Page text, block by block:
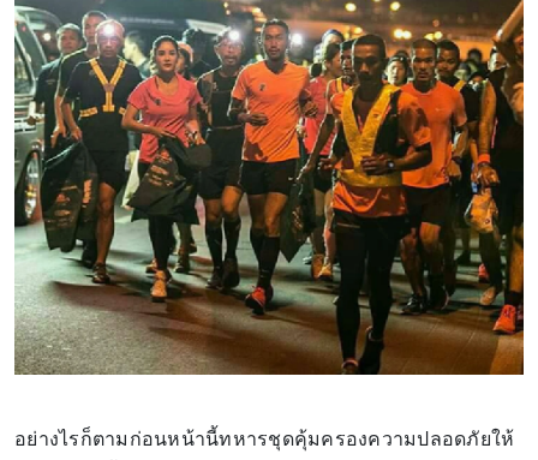
อย่างไรก็ตามก่อนหน้านี้ทหารชุดคุ้มครองความปลอดภัยให้